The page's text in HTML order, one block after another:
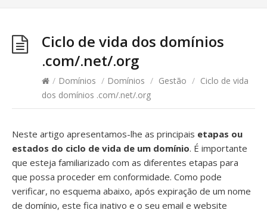
Ciclo de vida dos domínios
.com/.net/.org
/ Domínios / Domínios / Gestão / Ciclo de vida
dos domínios .com/.net/.org
Neste artigo apresentamos-lhe as principais etapas ou
estados do ciclo de vida de um domínio. É importante
que esteja familiarizado com as diferentes etapas para
que possa proceder em conformidade. Como pode
verificar, no esquema abaixo, após expiração de um nome
de domínio, este fica inativo e o seu email e website